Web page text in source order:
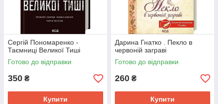
Сергій Пономаренко -
Таємниці Великої Тиші
Готово до відправки
350 ₴
Купити
Дарина Гнатко . Пекло в
червоній заграві
Готово до відправки
260 ₴
Купити